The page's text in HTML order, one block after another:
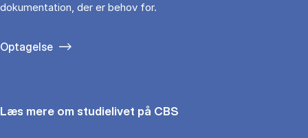
dokumentation, der er behov for.
Optagelse
Læs mere om studielivet på CBS